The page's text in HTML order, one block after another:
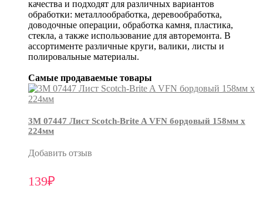
качества и подходят для различных вариантов
обработки: металлообработка, деревообработка,
доводочные операции, обработка камня, пластика,
стекла, а также использование для авторемонта. В
ассортименте различные круги, валики, листы и
полировальные материалы.
Самые продаваемые товары
3М 07447 Лист Scotch-Brite A VFN бордовый 158мм х
224мм
Добавить отзыв
139₽